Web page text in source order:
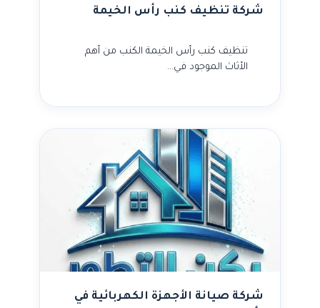
شركة تنظيف كنب رأس الخيمة
تنظيف كنب رأس الخيمة الكنب من أهم
الأثاث الموجود في…
شركة صيانة الأجهزة الكهربائية في